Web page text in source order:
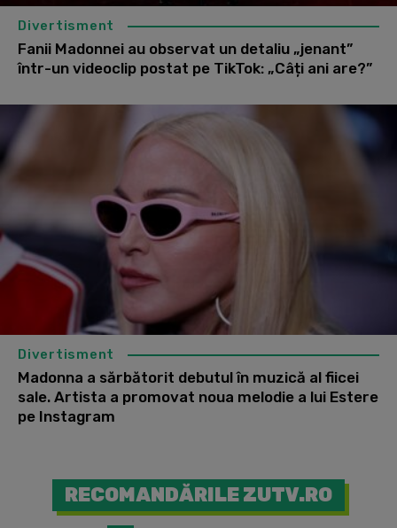
Divertisment
Fanii Madonnei au observat un detaliu „jenant”
într-un videoclip postat pe TikTok: „Câți ani are?”
Divertisment
Madonna a sărbătorit debutul în muzică al fiicei
sale. Artista a promovat noua melodie a lui Estere
pe Instagram
RECOMANDĂRILE ZUTV.RO